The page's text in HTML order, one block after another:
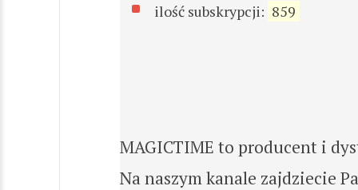
ilość subskrypcji: 859
MAGICTIME to producent i
Na naszym kanale zajdziecie